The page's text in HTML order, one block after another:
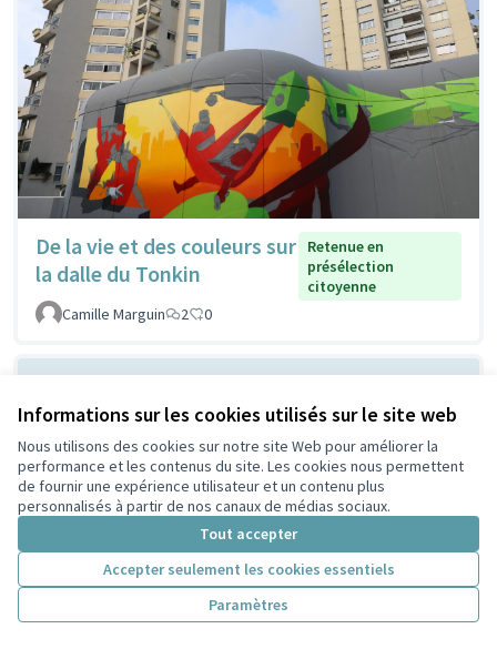
Informations sur les cookies utilisés sur le site web
Nous utilisons des cookies sur notre site Web pour améliorer la
performance et les contenus du site. Les cookies nous permettent
de fournir une expérience utilisateur et un contenu plus
personnalisés à partir de nos canaux de médias sociaux.
Tout accepter
Accepter seulement les cookies essentiels
Paramètres
De la vie et des couleurs sur
la dalle du Tonkin
Retenue en
présélection
citoyenne
Camille Marguin
2 0
Ombrager devant la MLIS
pour respirer mieux
Non retenue en
présélection
Lescuyer
2 0